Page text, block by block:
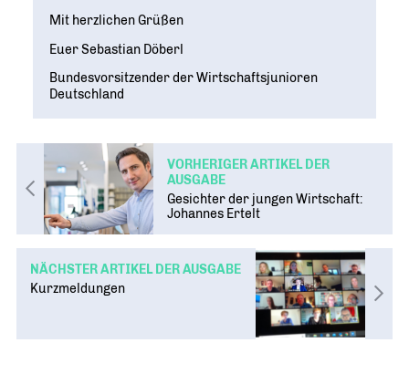
Mit herzlichen Grüßen
Euer Sebastian Döberl
Bundesvorsitzender der Wirtschaftsjunioren
Deutschland
VORHERIGER ARTIKEL DER
AUSGABE
Gesichter der jungen Wirtschaft:
Johannes Ertelt
NÄCHSTER ARTIKEL DER AUSGABE
Kurzmeldungen